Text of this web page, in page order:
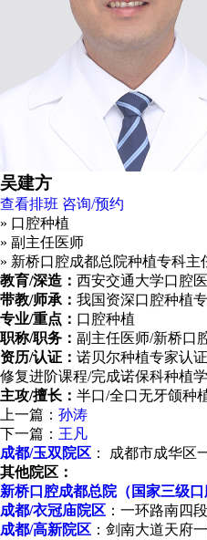
吴建方
查看排班 咨询/预约
» 口腔种植
» 副主任医师
» 新桥口腔成都总院种植专科主
教育/深造： 西安交通大学口腔
带教/师承： 我国资深口腔种植
专业/重点： 口腔种植
职称/职务： 副主任医师/新桥口
资历/认证： 诺贝尔种植专家认
修复进阶课程/完成诺保科种植
主攻/擅长： 半口/全口无牙颌种
上一篇： 孙涛
下一篇： 王凡
成都/玉双院区 ： 成都市成华区
其他院区：
新桥口腔成都总院（国家三级口
成都/衣冠庙院区 ：一环路南四
成都/高新院区 ：剑南大道天府